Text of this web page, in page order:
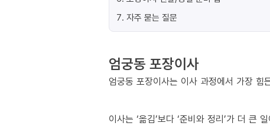
7. 자주 묻는 질문
엄궁동 포장이사
엄궁동 포장이사는 이사 과정에서 가장
이사는 ‘옮김’보다 ‘준비와 정리’가 더 큰